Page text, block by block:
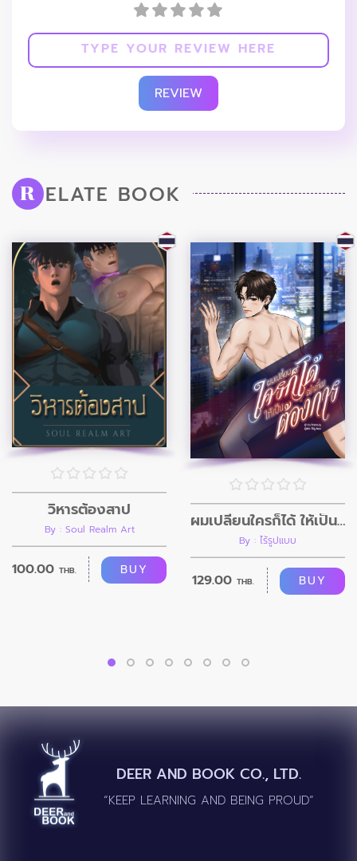
REVIEW
R ELATE BOOK
วิหารต้องสาป
By : Soul Realm Art
100.00 THB. BUY
ผมเปลี่ยนใครก็ได้ ให้เป็นอย่างที่ผมต้องการ
By : ไร้รูปแบบ
129.00 THB. BUY
DEER AND BOOK CO., LTD.
“KEEP LEARNING AND BEING PROUD”